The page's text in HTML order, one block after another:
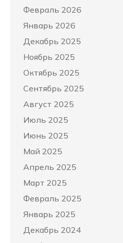
Февраль 2026
Январь 2026
Декабрь 2025
Ноябрь 2025
Октябрь 2025
Сентябрь 2025
Август 2025
Июль 2025
Июнь 2025
Май 2025
Апрель 2025
Март 2025
Февраль 2025
Январь 2025
Декабрь 2024